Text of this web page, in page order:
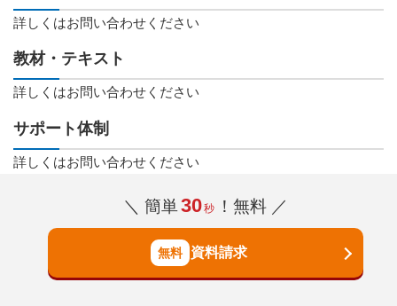
詳しくはお問い合わせください
教材・テキスト
詳しくはお問い合わせください
サポート体制
詳しくはお問い合わせください
＼ 簡単30秒 ！無料 ／
資料請求